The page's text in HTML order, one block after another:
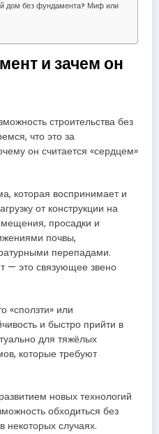
дом без фундамента? Миф или
и зачем он
строительства без
что это за
он считается «сердцем»
которая воспринимает и
от конструкции на
просадки и
почвы,
перепадами.
— это связующее звено
«сползти» или
и быстро прийти в
для тяжёлых
которые требуют
новых технологий
обходиться без
некоторых случаях.